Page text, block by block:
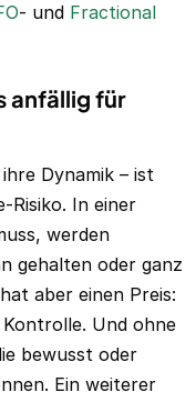
- und Fractional
anfällig für
Dynamik – ist
Risiko. In einer
werden
gehalten oder ganz
aber einen Preis:
Und ohne
bewusst oder
Ein weiterer